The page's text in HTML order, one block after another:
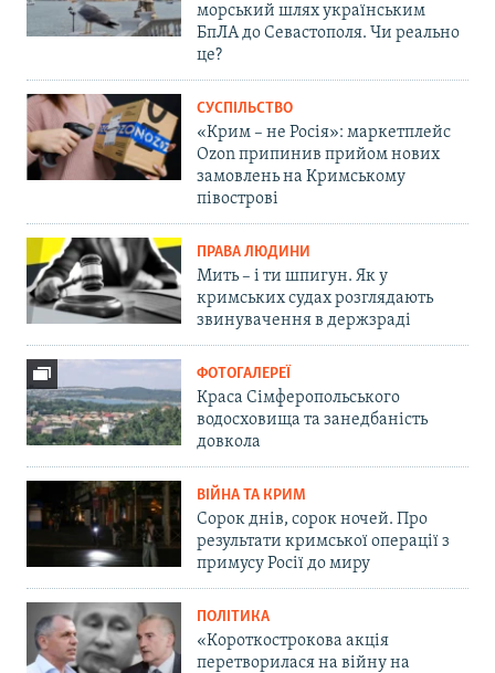
морський шлях українським
БпЛА до Севастополя. Чи реально
це?
СУСПІЛЬСТВО
«Крим – не Росія»: маркетплейс
Ozon припинив прийом нових
замовлень на Кримському
півострові
ПРАВА ЛЮДИНИ
Мить – і ти шпигун. Як у
кримських судах розглядають
звинувачення в держзраді
ФОТОГАЛЕРЕЇ
Краса Сімферопольського
водосховища та занедбаність
довкола
ВІЙНА ТА КРИМ
Сорок днів, сорок ночей. Про
результати кримської операції з
примусу Росії до миру
ПОЛІТИКА
«Короткострокова акція
перетворилася на війну на